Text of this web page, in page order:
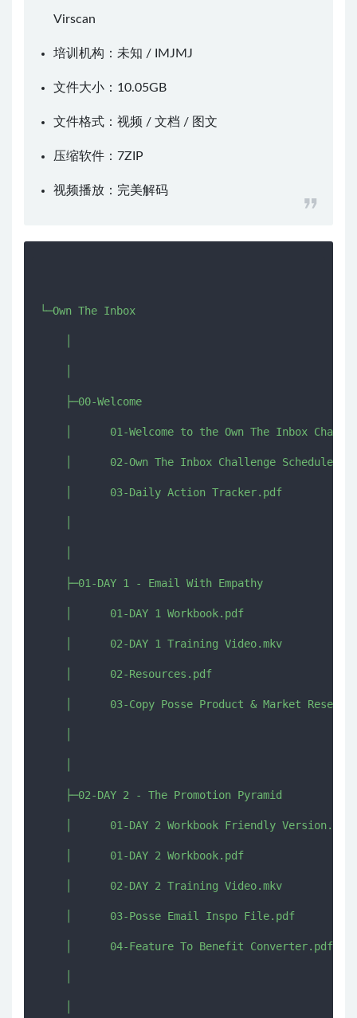
Virscan
培训机构：未知 / IMJMJ
文件大小：10.05GB
文件格式：视频 / 文档 / 图文
压缩软件： 7ZIP
视频播放： 完美解码
└─Own The Inbox
    ├─00-Welcome
│      01-Welcome to the Own The Inbox
│      02-Own The Inbox Challenge
    │      03-Daily Action Tracker.pdf
    ├─01-DAY 1 - Email With Empathy
    │      01-DAY 1 Workbook.pdf
    │      02-DAY 1 Training Video.mkv
    │      02-Resources.pdf
│      03-Copy Posse Product & Market
    ├─02-DAY 2 - The Promotion Pyramid
    │      01-DAY 2 Workbook Friendly Version.pdf
    │      01-DAY 2 Workbook.pdf
    │      02-DAY 2 Training Video.mkv
    │      03-Posse Email Inspo File.pdf
    │      04-Feature To Benefit Converter.pdf